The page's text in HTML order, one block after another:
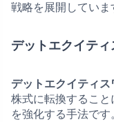
戦略を展開していま
デットエクイテ
デットエクイティス
株式に転換するこ
を強化する手法で